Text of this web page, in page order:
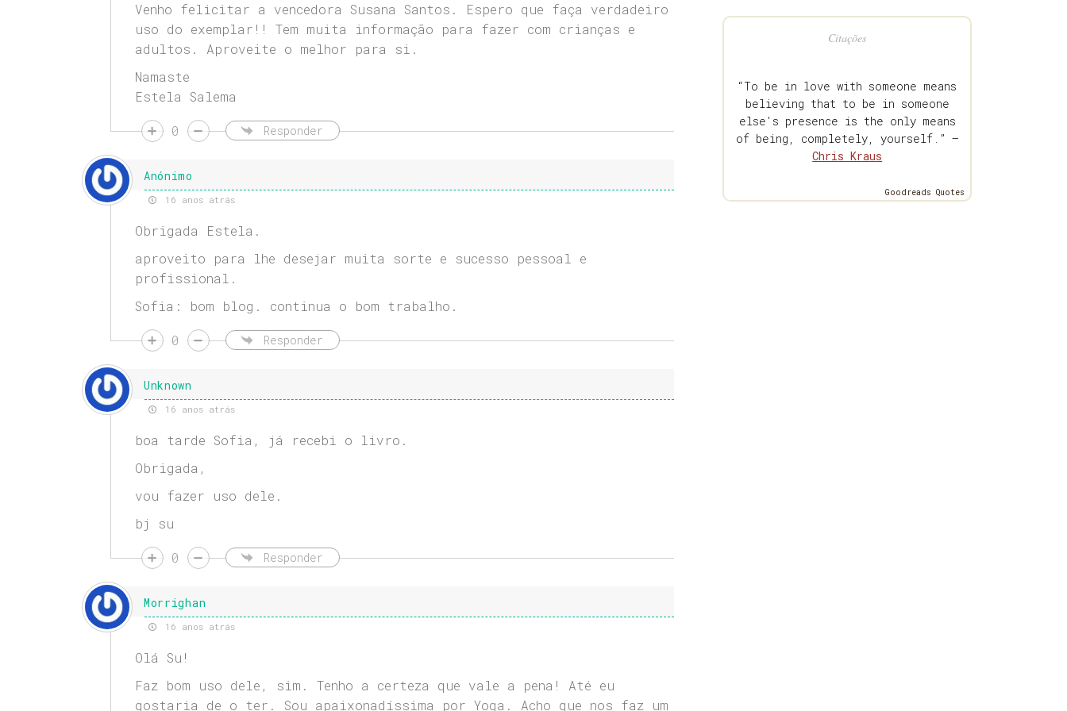
Venho felicitar a vencedora Susana Santos. Espero que faça verdadeiro
uso do exemplar!! Tem muita informação para fazer com crianças e
adultos. Aproveite o melhor para si.
Namaste
Estela Salema
0 Responder
Anónimo
16 anos atrás
Obrigada Estela.
aproveito para lhe desejar muita sorte e sucesso pessoal e
profissional.
Sofia: bom blog. continua o bom trabalho.
0 Responder
Unknown
16 anos atrás
boa tarde Sofia, já recebi o livro.
Obrigada,
vou fazer uso dele.
bj su
0 Responder
Morrighan
16 anos atrás
Olá Su!
Faz bom uso dele, sim. Tenho a certeza que vale a pena! Até eu
gostaria de o ter. Sou apaixonadíssima por Yoga. Acho que nos faz um
Citações
“To be in love with someone means
believing that to be in someone
else's presence is the only means
of being, completely, yourself.” —
Chris Kraus
Goodreads Quotes